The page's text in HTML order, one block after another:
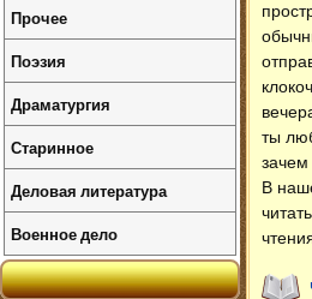
ты
В
Прочее
Поэзия
Драматургия
Старинное
Деловая литература
Военное дело